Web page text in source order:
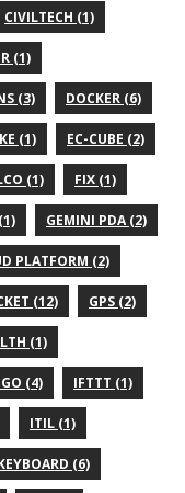
CIVILTECH (1)
(1)
(3) DOCKER (6)
(1) EC-CUBE (2)
(1) FIX (1)
GEMINI PDA (2)
PLATFORM (2)
(12) GPS (2)
(1)
(4) IFTTT (1)
ITIL (1)
(6)